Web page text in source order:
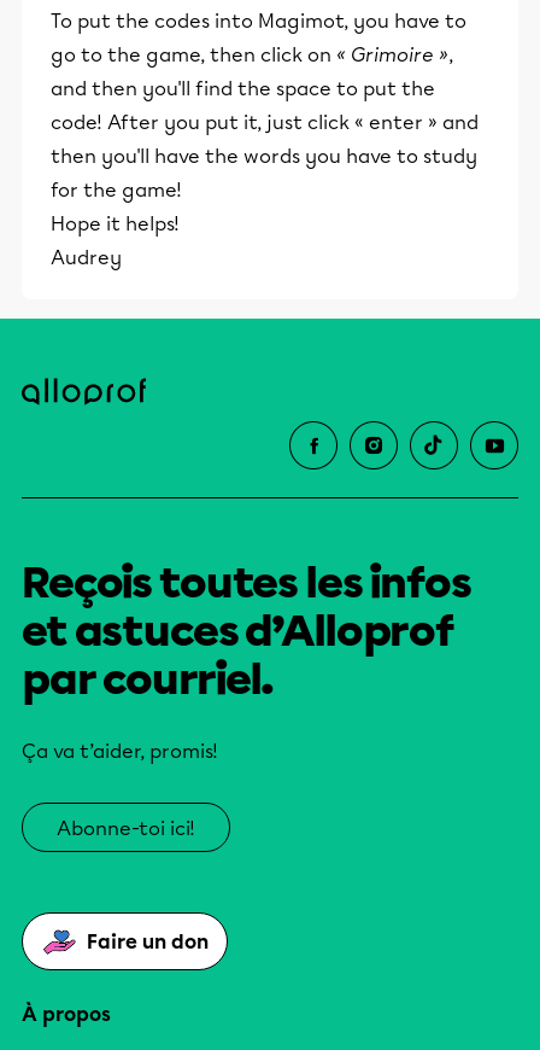
To put the codes into Magimot, you have to
go to the game, then click on « Grimoire »,
and then you'll find the space to put the
code! After you put it, just click « enter » and
then you'll have the words you have to study
for the game!
Hope it helps!
Audrey
Reçois toutes les infos
et astuces d’Alloprof
par courriel.
Ça va t’aider, promis!
Abonne-toi ici!
Faire un don
À propos